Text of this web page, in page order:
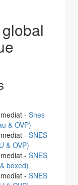
- Snes
& OVP)
- SNES
& OVP)
- SNES
boxed)
- SNES